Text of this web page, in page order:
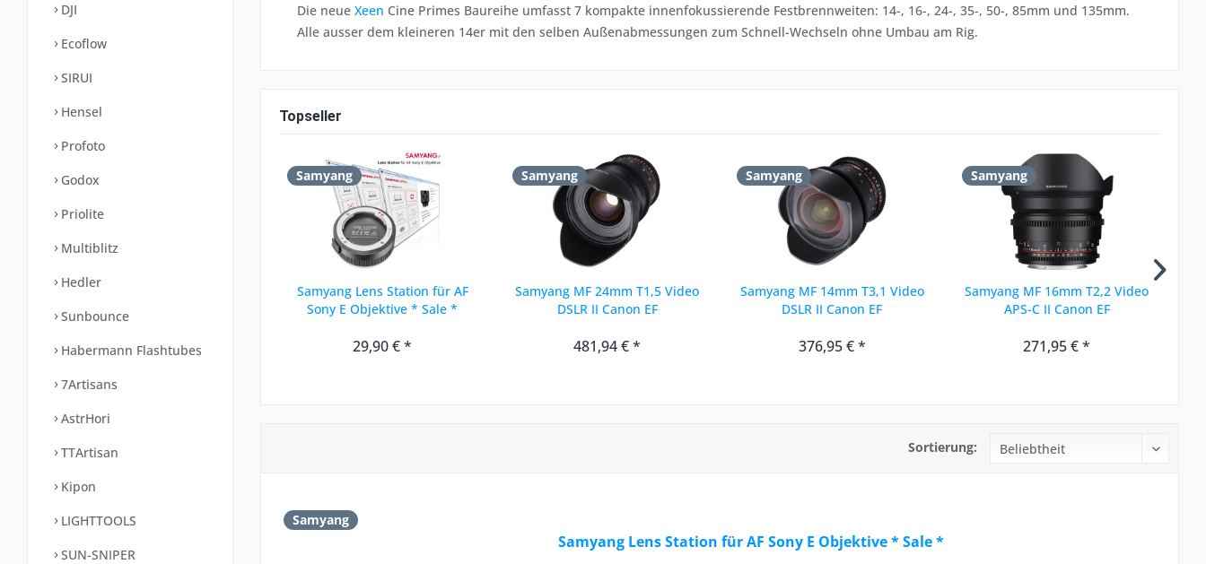
DJI
Ecoflow
SIRUI
Hensel
Profoto
Godox
Priolite
Multiblitz
Hedler
Sunbounce
Habermann Flashtubes
7Artisans
AstrHori
TTArtisan
Kipon
LIGHTTOOLS
SUN-SNIPER
Die neue Xeen Cine Primes Baureihe umfasst 7 kompakte innenfokussierende Festbrennweiten: 14-, 16-, 24-, 35-, 50-, 85mm und 135mm.
Alle ausser dem kleineren 14er mit den selben Außenabmessungen zum Schnell-Wechseln ohne Umbau am Rig.
Topseller
Samyang
Samyang Lens Station für AF
Sony E Objektive * Sale *
29,90 € *
Samyang
Samyang MF 24mm T1,5 Video
DSLR II Canon EF
481,94 € *
Samyang
Samyang MF 14mm T3,1 Video
DSLR II Canon EF
376,95 € *
Samyang
Samyang MF 16mm T2,2 Video
APS-C II Canon EF
271,95 € *
Sortierung:
Samyang
Samyang Lens Station für AF Sony E Objektive * Sale *